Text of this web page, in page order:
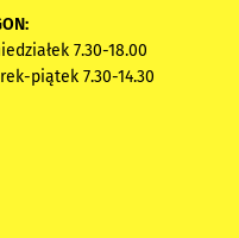
7.30-18.00
piątek 7.30-14.30